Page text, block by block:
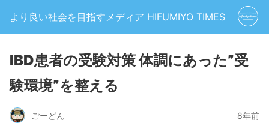
より良い社会を目指すメディア HIFUMIYO TIMES
IBD患者の受験対策 体調にあった”受
験環境”を整える
ごーどん 8年前